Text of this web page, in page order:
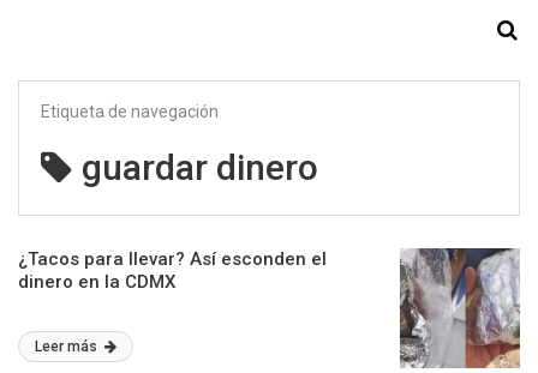
Etiqueta de navegación
guardar dinero
¿Tacos para llevar? Así esconden el
dinero en la CDMX
Leer más